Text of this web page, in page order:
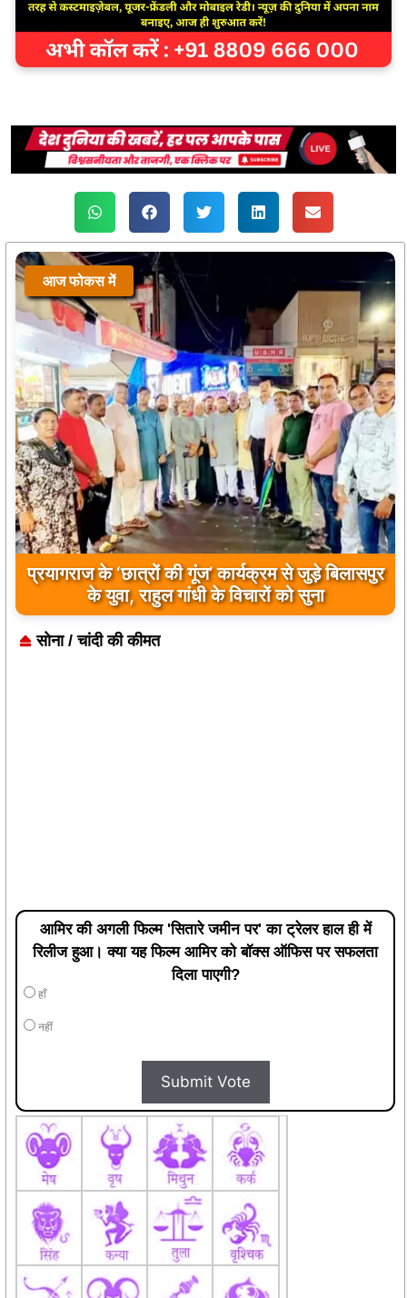
आज फोकस में
आधी रात श्मशान में कथित तंत्र साधना! चीफ जस्टिस की
फोटो से मचा हड़कंप
सोना / चांदी की कीमत
आमिर की अगली फिल्म 'सितारे जमीन पर' का ट्रेलर हाल ही में
रिलीज हुआ। क्या यह फिल्म आमिर को बॉक्स ऑफिस पर सफलता
दिला पाएगी?
हाँ
नहीं
Submit Vote